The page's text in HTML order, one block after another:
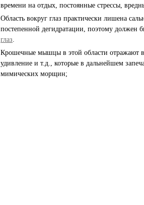
времени на отдых, постоянные стрессы,
Область вокруг глаз практически лишена
постепенной дегидратации, поэтому должен
глаз
Крошечные мышцы в этой области отражают
удивление и т.д., которые в дальнейшем
мимических морщин;